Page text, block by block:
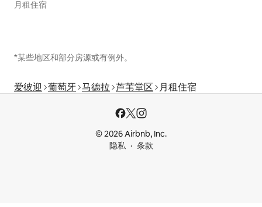
月租住宿
*某些地区和部分房源或有例外。
爱彼迎 葡萄牙 马德拉 芦苇堂区 月租住宿
© 2026 Airbnb, Inc.
隐私
条款